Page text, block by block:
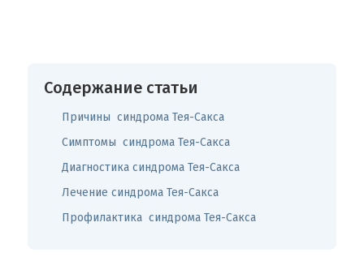
Содержание статьи
Причины синдрома Тея-Сакса
Симптомы синдрома Тея-Сакса
Диагностика синдрома Тея-Сакса
Лечение синдрома Тея-Сакса
Профилактика синдрома Тея-Сакса